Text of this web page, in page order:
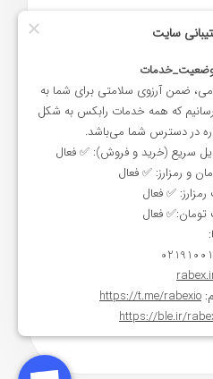
مقاله‌های مفید
بلاک چین چیست
کیف پول ارز دیجیتال چیست
NFT چیست
رابکس
آموزش ارز دیجیتال
خرید ارز دیجیتال
اخبار ارز دیجیتال
درباره رابکس